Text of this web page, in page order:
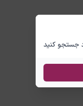
جستجو کنید